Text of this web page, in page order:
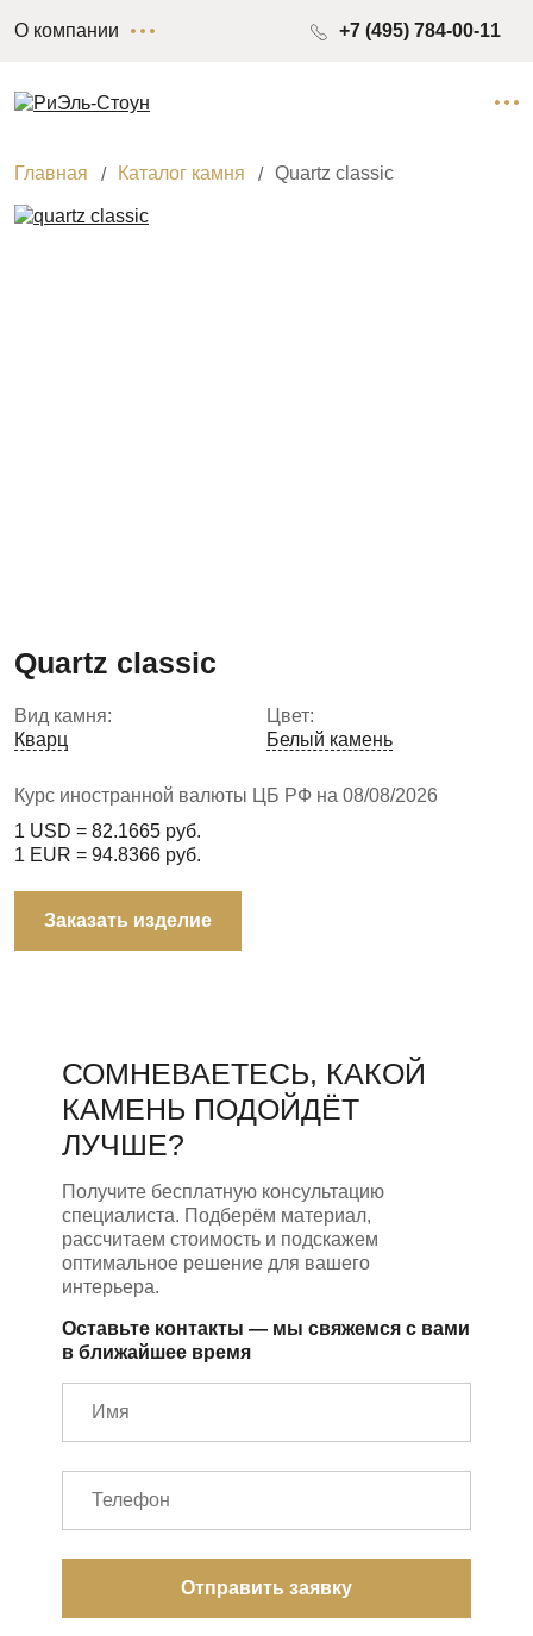
О компании +7 (495) 784-00-11
Главная Каталог камня Quartz classic
Quartz classic
Вид камня:
Кварц
Цвет:
Белый камень
Курс иностранной валюты ЦБ РФ на 08/08/2026
1 USD = 82.1665 руб.
1 EUR = 94.8366 руб.
Заказать изделие
СОМНЕВАЕТЕСЬ, КАКОЙ
КАМЕНЬ ПОДОЙДЁТ
ЛУЧШЕ?
Получите бесплатную консультацию
специалиста. Подберём материал,
рассчитаем стоимость и подскажем
оптимальное решение для вашего
интерьера.
Оставьте контакты — мы свяжемся с вами
в ближайшее время